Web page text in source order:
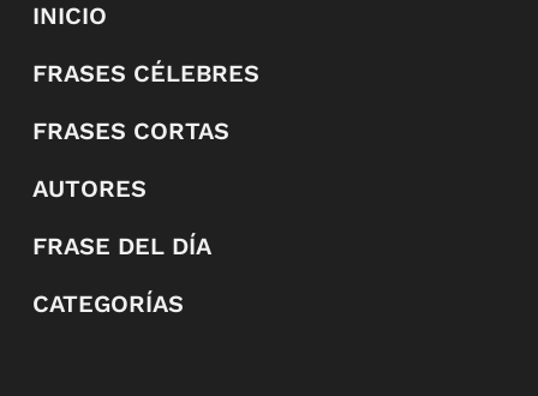
INICIO
FRASES CÉLEBRES
FRASES CORTAS
AUTORES
FRASE DEL DÍA
CATEGORÍAS